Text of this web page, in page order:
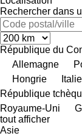
Rechercher dans
République du
Allemagne
Hongrie
Italie
République
Royaume-Uni
tout afficher
Asie